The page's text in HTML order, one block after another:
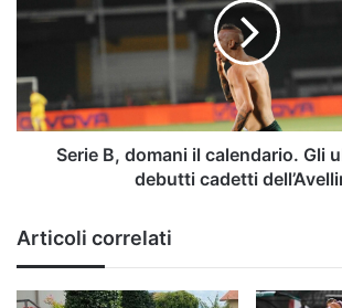
il
ultimi
cinque
debutti
cadettiSerie B, domani il calendario. Gli
debutti cadetti
Articoli correlati